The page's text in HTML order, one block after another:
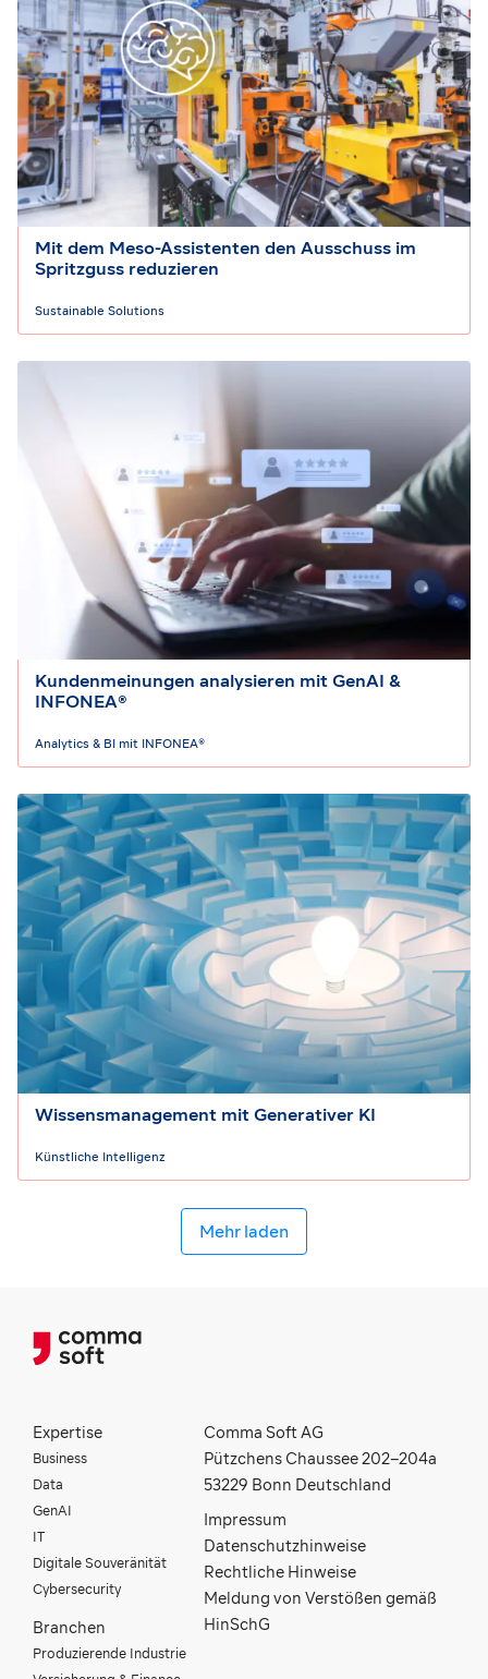
Mit dem Meso-Assistenten den Ausschuss im
Spritzguss reduzieren
Sustainable Solutions
Kundenmeinungen analysieren mit GenAI &
INFONEA®
Analytics & BI mit INFONEA®
Wissensmanagement mit Generativer KI
Künstliche Intelligenz
Mehr laden
Expertise
Business
Data
GenAI
IT
Digitale Souveränität
Cybersecurity
Branchen
Produzierende Industrie
Comma Soft AG
Pützchens Chaussee 202–204a
53229 Bonn Deutschland
Impressum
Datenschutzhinweise
Rechtliche Hinweise
Meldung von Verstößen gemäß
HinSchG